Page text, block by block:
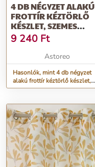
4 DB NÉGYZET ALAKÚ
FROTTÍR KÉZTÖRLŐ
KÉSZLET, SZEMES
SZALAGGAL
9 240 Ft
Astoreo
Hasonlók, mint 4 db négyzet
alakú frottír kéztörlő készlet,
szemes szalaggal